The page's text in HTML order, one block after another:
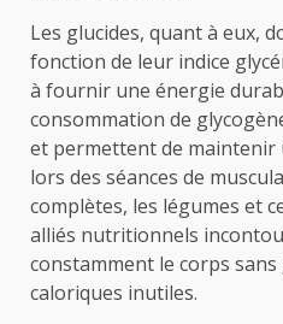
Les glucides, quant à eux,
fonction de leur indice
à fournir une énergie
consommation de
et permettent de maintenir
lors des séances de
complètes, les légumes et
alliés nutritionnels
constamment le corps sans
caloriques inutiles.